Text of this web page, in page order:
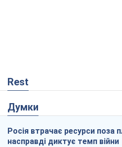
Rest
Думки
Росія втрачає ресурси поза
насправді диктує темп війни